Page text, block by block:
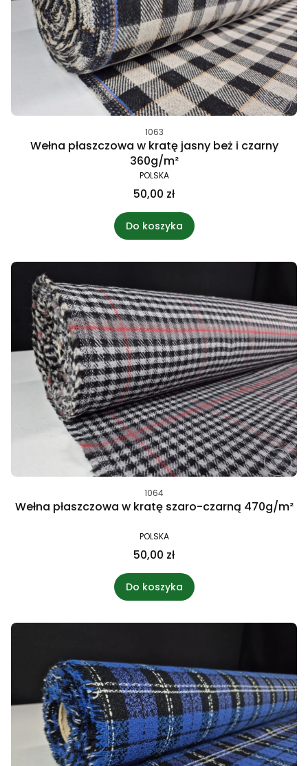
1063
Wełna płaszczowa w kratę jasny beż i czarny
360g/m²
POLSKA
50,00 zł
Do koszyka
1064
Wełna płaszczowa w kratę szaro-czarną 470g/m²
POLSKA
50,00 zł
Do koszyka